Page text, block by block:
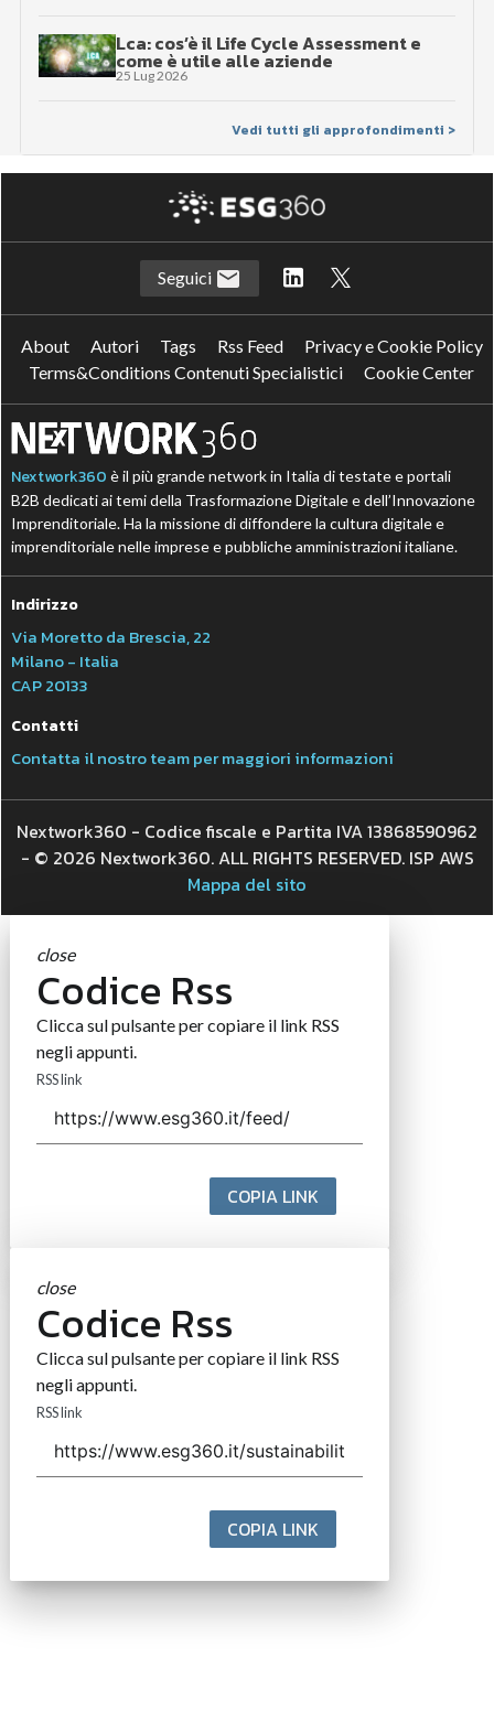
Lca: cos’è il Life Cycle Assessment e
come è utile alle aziende
25 Lug 2026
Vedi tutti gli approfondimenti >
Seguici
About Autori Tags Rss Feed
Privacy e Cookie Policy
Terms&Conditions Contenuti Specialistici
Cookie Center
Nextwork360 è il più grande network in Italia di testate e portali
B2B dedicati ai temi della Trasformazione Digitale e dell’Innovazione
Imprenditoriale. Ha la missione di diffondere la cultura digitale e
imprenditoriale nelle imprese e pubbliche amministrazioni italiane.
Indirizzo
Via Moretto da Brescia, 22
Milano - Italia
CAP 20133
Contatti
Contatta il nostro team per maggiori informazioni
Nextwork360 - Codice fiscale e Partita IVA 13868590962
- © 2026 Nextwork360. ALL RIGHTS RESERVED. ISP AWS
Mappa del sito
close
Codice Rss
Clicca sul pulsante per copiare il link RSS
negli appunti.
RSS link
COPIA LINK
close
Codice Rss
Clicca sul pulsante per copiare il link RSS
negli appunti.
RSS link
COPIA LINK